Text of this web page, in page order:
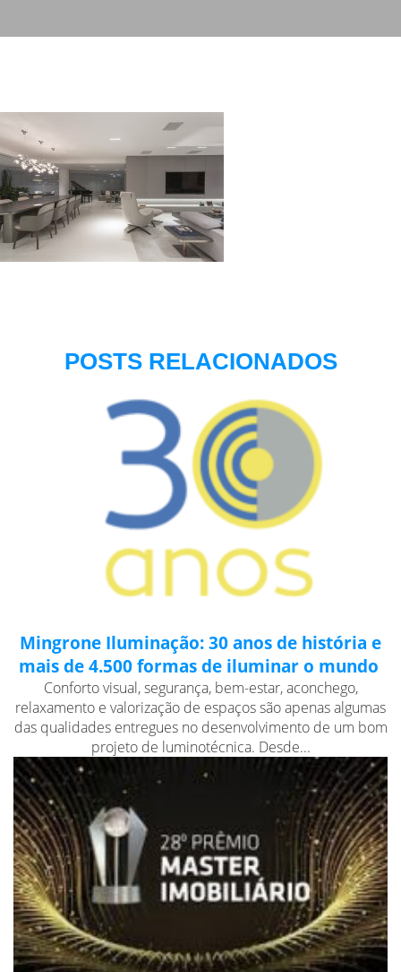
POSTS RELACIONADOS
Mingrone Iluminação: 30 anos de história e
mais de 4.500 formas de iluminar o mundo
Conforto visual, segurança, bem-estar, aconchego,
relaxamento e valorização de espaços são apenas algumas
das qualidades entregues no desenvolvimento de um bom
projeto de luminotécnica. Desde...